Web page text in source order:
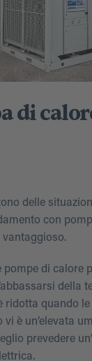
di
delle
con
pompe di calore
della
ridotta quando
vi è un’elevata
prevedere